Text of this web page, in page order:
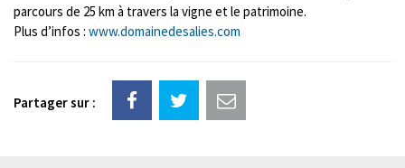
parcours de 25 km à travers la vigne et le patrimoine.
Plus d’infos : www.domainedesalies.com
Partager sur :